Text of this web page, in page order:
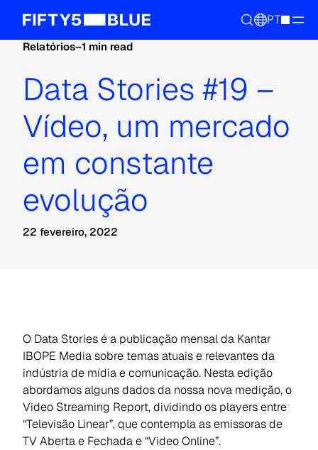
PT
Relatórios–1 min read
Data Stories #19 –
Vídeo, um mercado
em constante
evolução
22 fevereiro, 2022
O Data Stories é a publicação mensal da Kantar
IBOPE Media sobre temas atuais e relevantes da
indústria de mídia e comunicação. Nesta edição
abordamos alguns dados da nossa nova medição, o
Video Streaming Report, dividindo os players entre
“Televisão Linear”, que contempla as emissoras de
TV Aberta e Fechada e “Video Online”.